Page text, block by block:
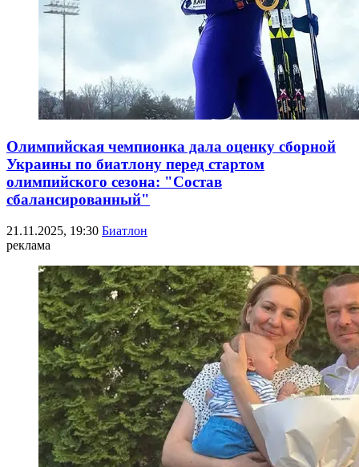
Олимпийская чемпионка дала оценку сборной
Украины по биатлону перед стартом
олимпийского сезона: "Состав
сбалансированный"
21.11.2025, 19:30 Биатлон
реклама